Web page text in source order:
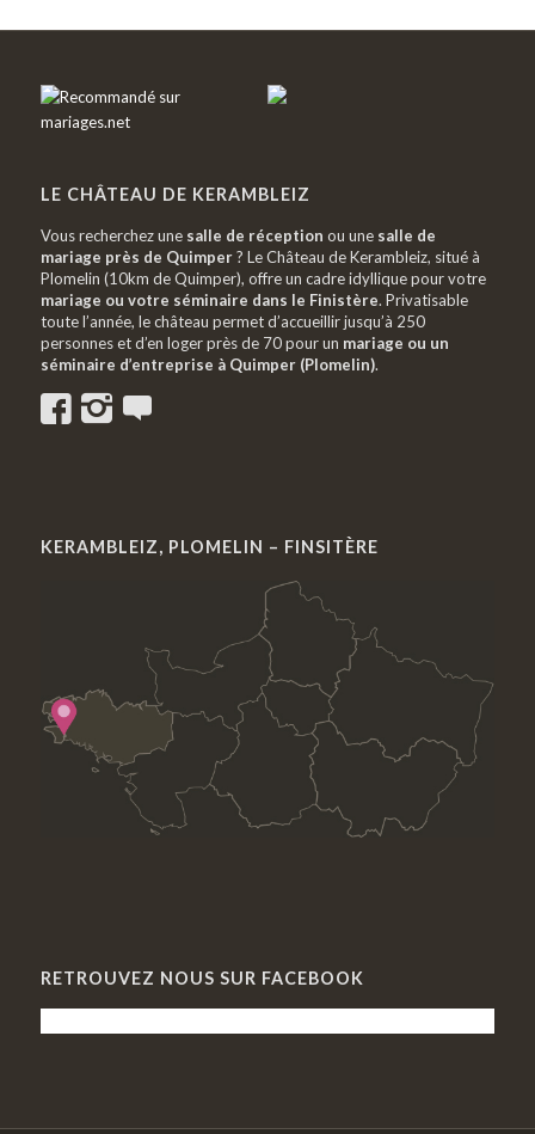
LE CHÂTEAU DE KERAMBLEIZ
Vous recherchez une salle de réception ou une salle de
mariage près de Quimper? Le Château de Kerambleiz, situé à
Plomelin (10km de Quimper), offre un cadre idyllique pour votre
mariage ou votre séminaire dans le Finistère. Privatisable
toute l’année, le château permet d’accueillir jusqu’à 250
personnes et d’en loger près de 70 pour un mariage ou un
séminaire d’entreprise à Quimper (Plomelin).
KERAMBLEIZ, PLOMELIN – FINSITÈRE
RETROUVEZ NOUS SUR FACEBOOK